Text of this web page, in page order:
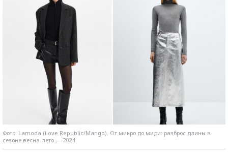
Фото: Lamoda (Love Republic/Mango). От микро до миди: разброс длины в
сезоне весна-лето — 2024